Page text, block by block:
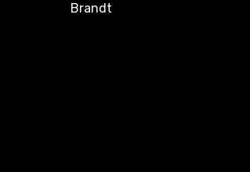
Brandt